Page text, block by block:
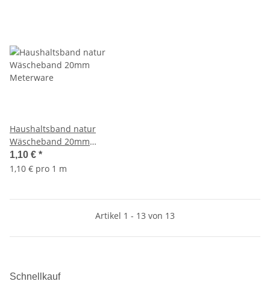
Haushaltsband natur
Wäscheband 20mm
Meterware
1,10 € *
1,10 € pro 1 m
Artikel 1 - 13 von 13
Schnellkauf